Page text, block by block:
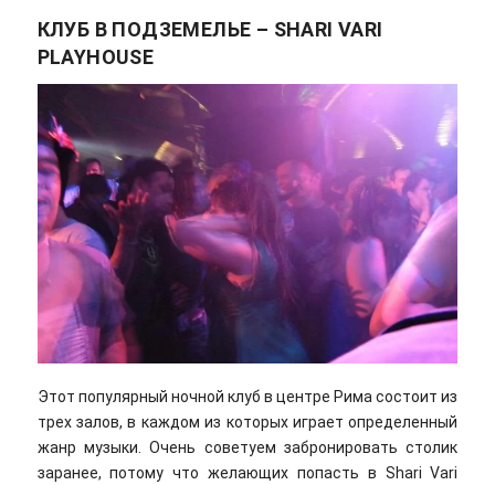
КЛУБ В ПОДЗЕМЕЛЬЕ – SHARI VARI
PLAYHOUSE
Этот популярный ночной клуб в центре Рима состоит из
трех залов, в каждом из которых играет определенный
жанр музыки. Очень советуем забронировать столик
заранее, потому что желающих попасть в Shari Vari